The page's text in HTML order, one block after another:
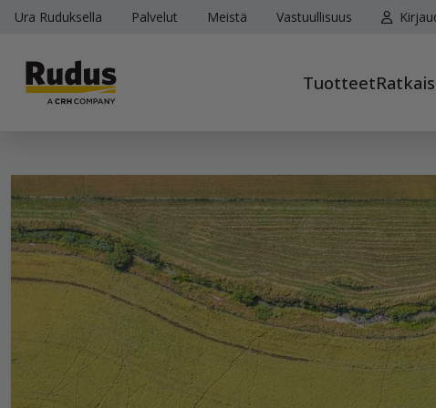
Ura Ruduksella Palvelut Meistä Vastuullisuus
Tuotteet